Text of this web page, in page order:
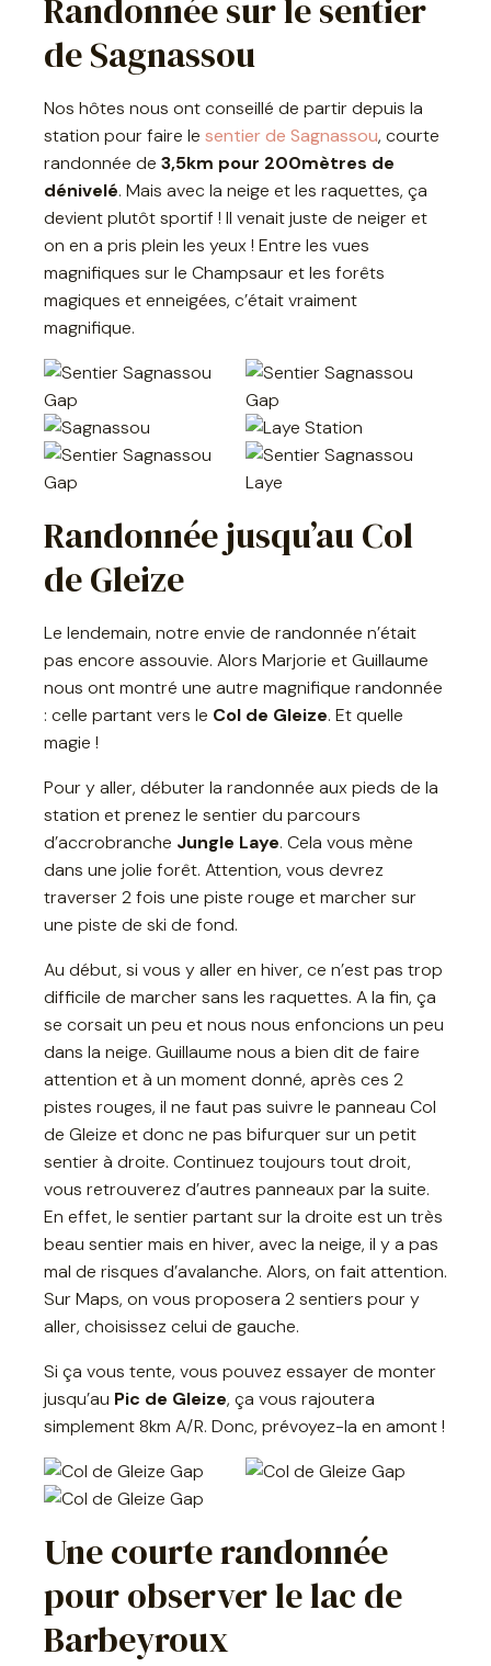
Randonnée sur le sentier
de Sagnassou
Nos hôtes nous ont conseillé de partir depuis la
station pour faire le sentier de Sagnassou, courte
randonnée de 3,5km pour 200mètres de
dénivelé. Mais avec la neige et les raquettes, ça
devient plutôt sportif ! Il venait juste de neiger et
on en a pris plein les yeux ! Entre les vues
magnifiques sur le Champsaur et les forêts
magiques et enneigées, c’était vraiment
magnifique.
Randonnée jusqu’au Col
de Gleize
Le lendemain, notre envie de randonnée n’était
pas encore assouvie. Alors Marjorie et Guillaume
nous ont montré une autre magnifique randonnée
: celle partant vers le Col de Gleize. Et quelle
magie !
Pour y aller, débuter la randonnée aux pieds de la
station et prenez le sentier du parcours
d’accrobranche Jungle Laye. Cela vous mène
dans une jolie forêt. Attention, vous devrez
traverser 2 fois une piste rouge et marcher sur
une piste de ski de fond.
Au début, si vous y aller en hiver, ce n’est pas trop
difficile de marcher sans les raquettes. A la fin, ça
se corsait un peu et nous nous enfoncions un peu
dans la neige. Guillaume nous a bien dit de faire
attention et à un moment donné, après ces 2
pistes rouges, il ne faut pas suivre le panneau Col
de Gleize et donc ne pas bifurquer sur un petit
sentier à droite. Continuez toujours tout droit,
vous retrouverez d’autres panneaux par la suite.
En effet, le sentier partant sur la droite est un très
beau sentier mais en hiver, avec la neige, il y a pas
mal de risques d’avalanche. Alors, on fait attention.
Sur Maps, on vous proposera 2 sentiers pour y
aller, choisissez celui de gauche.
Si ça vous tente, vous pouvez essayer de monter
jusqu’au Pic de Gleize, ça vous rajoutera
simplement 8km A/R. Donc, prévoyez-la en amont !
Une courte randonnée
pour observer le lac de
Barbeyroux